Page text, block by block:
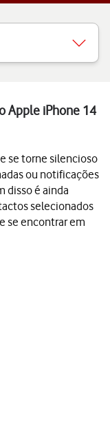
Apple iPhone 14
se torne silencioso
ou notificações
disso é ainda
selecionados
se encontrar em